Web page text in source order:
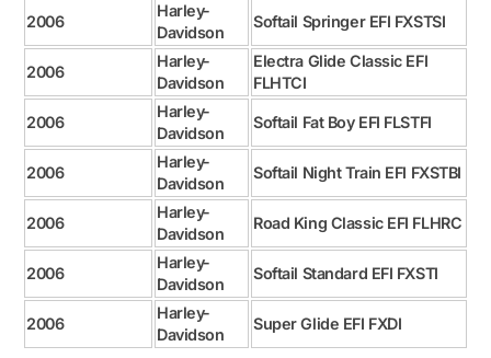
2006
Harley-
Davidson
Softail Springer EFI FXSTSI
2006
Harley-
Davidson
Electra Glide Classic EFI
FLHTCI
2006
Harley-
Davidson
Softail Fat Boy EFI FLSTFI
2006
Harley-
Davidson
Softail Night Train EFI FXSTBI
2006
Harley-
Davidson
Road King Classic EFI FLHRC
2006
Harley-
Davidson
Softail Standard EFI FXSTI
2006
Harley-
Davidson
Super Glide EFI FXDI